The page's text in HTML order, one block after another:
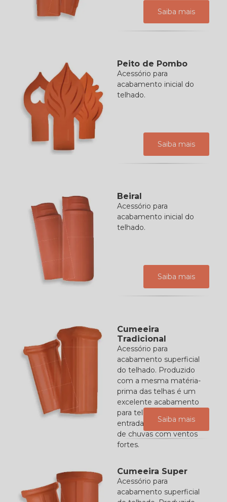
Saiba mais
Peito de Pombo
Acessório para
acabamento inicial do
telhado.
Saiba mais
Beiral
Acessório para
acabamento inicial do
telhado.
Saiba mais
Cumeeira
Tradicional
Acessório para
acabamento superficial
do telhado. Produzido
com a mesma matéria-
prima das telhas é um
excelente acabamento
para telhados, evita
entrada de água em caso
de chuvas com ventos
fortes.
Saiba mais
Cumeeira Super
Acessório para
acabamento superficial